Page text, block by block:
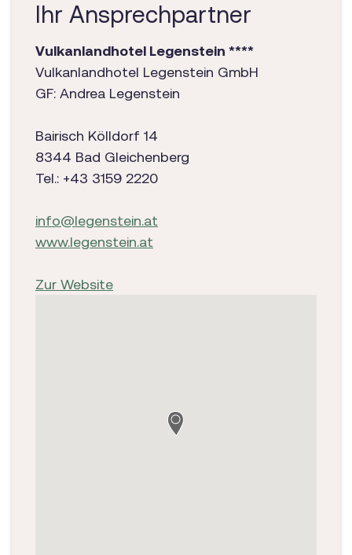
Ihr Ansprechpartner
Vulkanlandhotel Legenstein ****
Vulkanlandhotel Legenstein GmbH
GF: Andrea Legenstein
Bairisch Kölldorf 14
8344 Bad Gleichenberg
Tel.: +43 3159 2220
info@legenstein.at
www.legenstein.at
Zur Website